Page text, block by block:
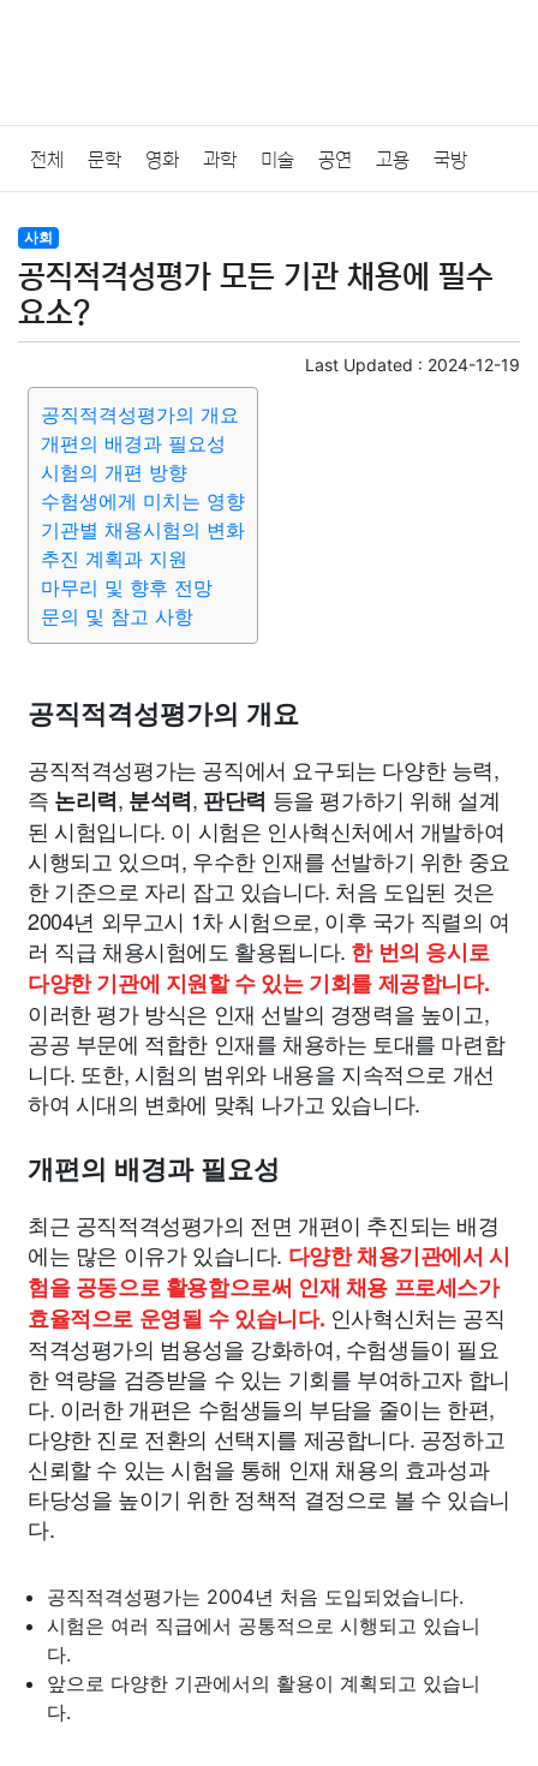
전체 문학 영화 과학 미술 공연 고용 국방
법률
질병 가요 방송 일상 주식 암호화폐 블록체인
미용 증권 인테리어
요리 상품리뷰 원예 금융
대출 자동차 취미 여행
종교 사회 정치
부동산 외국어 교육
사회
공직적격성평가 모든 기관 채용에 필수
요소?
Last Updated : 2024-12-19
공직적격성평가의 개요
개편의 배경과 필요성
시험의 개편 방향
수험생에게 미치는 영향
기관별 채용시험의 변화
추진 계획과 지원
마무리 및 향후 전망
문의 및 참고 사항
공직적격성평가의 개요
공직적격성평가는 공직에서 요구되는 다양한 능력,
즉 논리력, 분석력, 판단력 등을 평가하기 위해 설계
된 시험입니다. 이 시험은 인사혁신처에서 개발하여
시행되고 있으며, 우수한 인재를 선발하기 위한 중요
한 기준으로 자리 잡고 있습니다. 처음 도입된 것은
2004년 외무고시 1차 시험으로, 이후 국가 직렬의 여
러 직급 채용시험에도 활용됩니다. 한 번의 응시로
다양한 기관에 지원할 수 있는 기회를 제공합니다.
이러한 평가 방식은 인재 선발의 경쟁력을 높이고,
공공 부문에 적합한 인재를 채용하는 토대를 마련합
니다. 또한, 시험의 범위와 내용을 지속적으로 개선
하여 시대의 변화에 맞춰 나가고 있습니다.
개편의 배경과 필요성
최근 공직적격성평가의 전면 개편이 추진되는 배경
에는 많은 이유가 있습니다. 다양한 채용기관에서 시
험을 공동으로 활용함으로써 인재 채용 프로세스가
효율적으로 운영될 수 있습니다. 인사혁신처는 공직
적격성평가의 범용성을 강화하여, 수험생들이 필요
한 역량을 검증받을 수 있는 기회를 부여하고자 합니
다. 이러한 개편은 수험생들의 부담을 줄이는 한편,
다양한 진로 전환의 선택지를 제공합니다. 공정하고
신뢰할 수 있는 시험을 통해 인재 채용의 효과성과
타당성을 높이기 위한 정책적 결정으로 볼 수 있습니
다.
공직적격성평가는 2004년 처음 도입되었습니다.
시험은 여러 직급에서 공통적으로 시행되고 있습니
다.
앞으로 다양한 기관에서의 활용이 계획되고 있습니
다.